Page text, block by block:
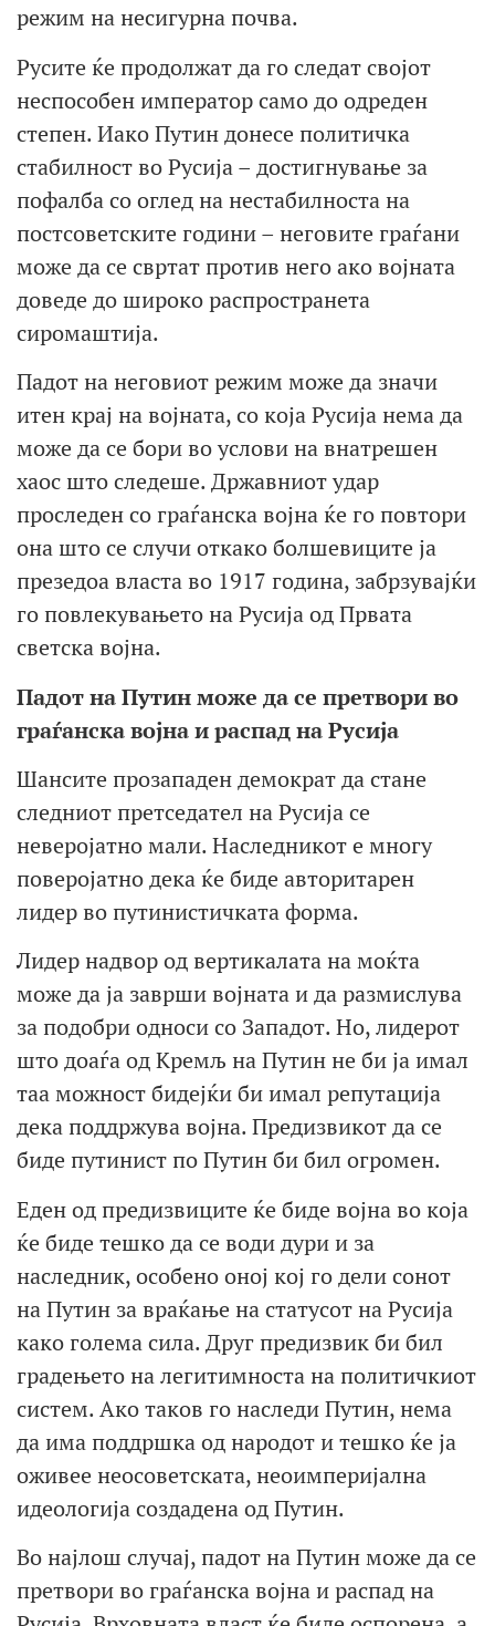
режим на несигурна почва.
Русите ќе продолжат да го следат својот
неспособен император само до одреден
степен. Иако Путин донесе политичка
стабилност во Русија – достигнување за
пофалба со оглед на нестабилноста на
постсоветските години – неговите граѓани
може да се свртат против него ако војната
доведе до широко распространета
сиромаштија.
Падот на неговиот режим може да значи
итен крај на војната, со која Русија нема да
може да се бори во услови на внатрешен
хаос што следеше. Државниот удар
проследен со граѓанска војна ќе го повтори
она што се случи откако болшевиците ја
презедоа власта во 1917 година, забрзувајќи
го повлекувањето на Русија од Првата
светска војна.
Падот на Путин може да се претвори во
граѓанска војна и распад на Русија
Шансите прозападeн демократ да стане
следниот претседател на Русија се
неверојатно мали. Наследникот е многу
поверојатно дека ќе биде авторитарен
лидер во путинистичката форма.
Лидер надвор од вертикалата на моќта
може да ја заврши војната и да размислува
за подобри односи со Западот. Но, лидерот
што доаѓа од Кремљ на Путин не би ја имал
таа можност бидејќи би имал репутација
дека поддржува војна. Предизвикот да се
биде путинист по Путин би бил огромен.
Еден од предизвиците ќе биде војна во која
ќе биде тешко да се води дури и за
наследник, особено оној кој го дели сонот
на Путин за враќање на статусот на Русија
како голема сила. Друг предизвик би бил
градењето на легитимноста на политичкиот
систем. Ако таков го наследи Путин, нема
да има поддршка од народот и тешко ќе ја
оживее неосоветската, неоимперијална
идеологија создадена од Путин.
Во најлош случај, падот на Путин може да се
претвори во граѓанска војна и распад на